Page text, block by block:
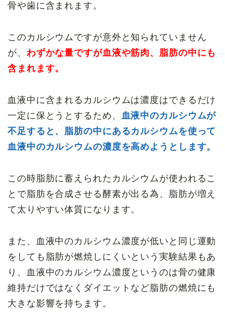
骨や歯に含まれます。
このカルシウムですが意外と知られていません
が、 わずかな量ですが血液や筋肉、脂肪の中にも
含まれます。
血液中に含まれるカルシウムは濃度はできるだけ
一定に保とうとするため、 血液中のカルシウムが
不足すると、脂肪の中にあるカルシウムを使って
血液中のカルシウムの濃度を高めようとします。
この時脂肪に蓄えられたカルシウムが使われるこ
とで脂肪を合成させる酵素が出る為、脂肪が増え
て太りやすい体質になります。
また、血液中のカルシウム濃度が低いと同じ運動
をしても脂肪が燃焼しにくいという実験結果もあ
り、血液中のカルシウム濃度というのは骨の健康
維持だけではなくダイエットなど脂肪の燃焼にも
大きな影響を持ちます。